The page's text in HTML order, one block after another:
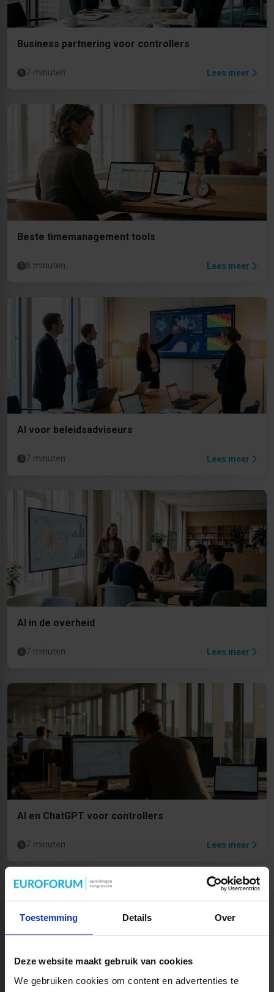
Toestemming Details Over
Deze website maakt gebruik van cookies
We gebruiken cookies om content en advertenties te
Business partnering voor controllers
7 minuten Lees meer
Beste timemanagement tools
8 minuten Lees meer
AI voor beleidsadviseurs
7 minuten Lees meer
AI in de overheid
7 minuten Lees meer
AI en ChatGPT voor controllers
7 minuten Lees meer